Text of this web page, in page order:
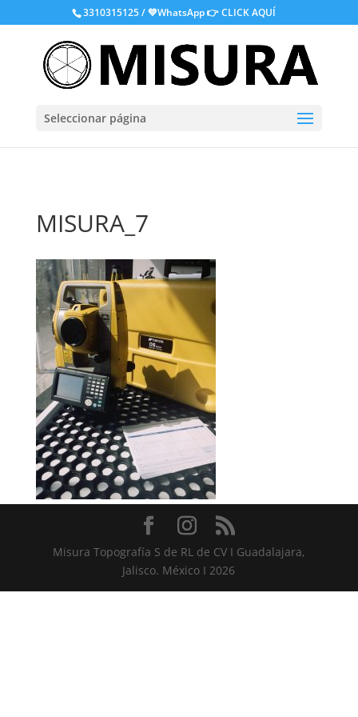
3310315125 / 💚WhatsApp👉 CLICK AQUÍ
Seleccionar página
MISURA_7
Misura Topografía S de RL de CV I Guadalajara,
Jalisco. México I 2026